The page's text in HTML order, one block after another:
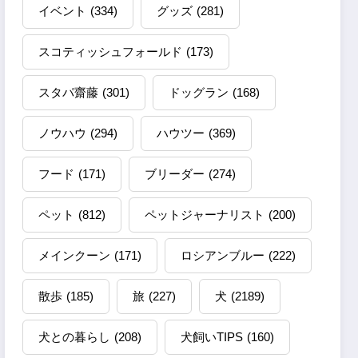
イベント (334) グッズ (281)
スコティッシュフォールド (173)
スタパ齋藤 (301) ドッグラン (168)
ノウハウ (294) ハウツー (369)
フード (171) ブリーダー (274)
ペット (812) ペットジャーナリスト (200)
メインクーン (171) ロシアンブルー (222)
散歩 (185) 旅 (227) 犬 (2189)
犬との暮らし (208) 犬飼いTIPS (160)